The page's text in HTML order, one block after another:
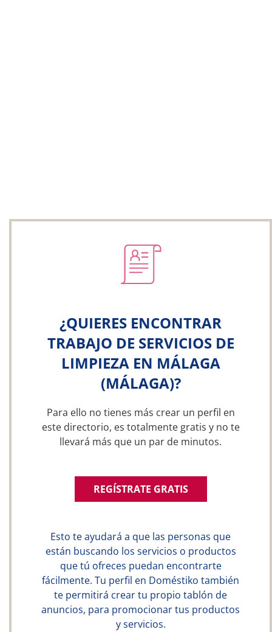
¿QUIERES ENCONTRAR
TRABAJO DE SERVICIOS DE
LIMPIEZA EN MÁLAGA
(MÁLAGA)?
Para ello no tienes más crear un perfil en
este directorio, es totalmente gratis y no te
llevará más que un par de minutos.
REGÍSTRATE GRATIS
Esto te ayudará a que las personas que
están buscando los servicios o productos
que tú ofreces puedan encontrarte
fácilmente. Tu perfil en Doméstiko también
te permitirá crear tu propio tablón de
anuncios, para promocionar tus productos
y servicios.